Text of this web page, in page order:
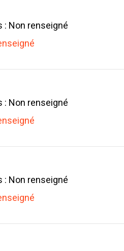
: Non renseigné
: Non renseigné
: Non renseigné